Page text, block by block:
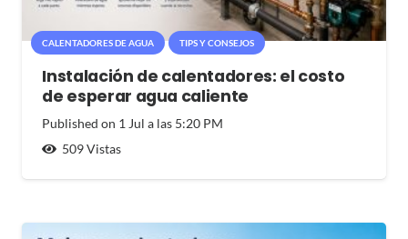
CALENTADORES DE AGUA TIPS Y CONSEJOS
Instalación de calentadores: el costo
de esperar agua caliente
Published on 1 Jul a las 5:20 PM
509Vistas